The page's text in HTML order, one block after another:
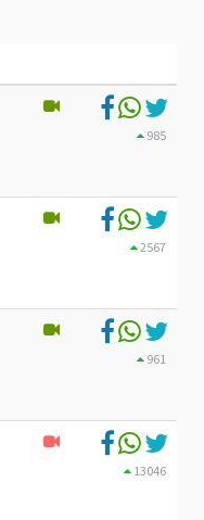
985
2567
961
13046